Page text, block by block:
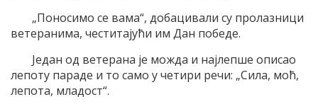
„Поносимо се вама“, добацивали су пролазници
ветеранима, честитајући им Дан победе.
Један од ветерана је можда и најлепше описао
лепоту параде и то само у четири речи: „Сила, моћ,
лепота, младост“.